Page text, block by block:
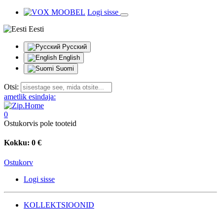
Logi sisse
Eesti
Русский
English
Suomi
Otsi:
ametlik esindaja:
0
Ostukorvis pole tooteid
Kokku: 0 €
Ostukorv
Logi sisse
KOLLEKTSIOONID